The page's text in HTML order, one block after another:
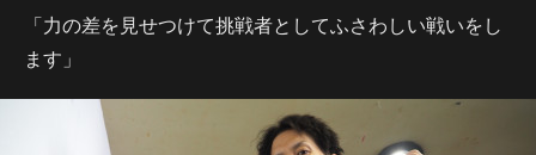
「力の差を見せつけて挑戦者としてふさわしい戦いをし
ます」